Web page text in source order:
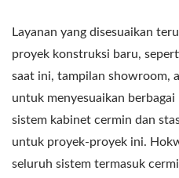
Layanan yang disesuaikan
proyek konstruksi baru,
saat ini, tampilan showroom,
untuk menyesuaikan
sistem kabinet cermin dan
untuk proyek-proyek ini.
seluruh sistem termasuk